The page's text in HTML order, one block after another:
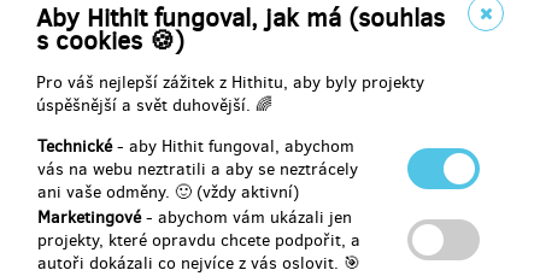
Aby Hithit fungoval, jak má (souhlas
s cookies 🍪)
Pro váš nejlepší zážitek z Hithitu, aby byly projekty
úspěšnější a svět duhovější. 🌈
Technické- aby Hithit fungoval, abychom
vás na webu neztratili a aby se neztrácely
ani vaše odměny. 🙂 (vždy aktivní)
Marketingové- abychom vám ukázali jen
projekty, které opravdu chcete podpořit, a
autoři dokázali co nejvíce z vás oslovit. 🎯
Přijď na slavnostní otevření Pražské Opravárny. Pokud nás covid do
otvíračky neopustí, přesuneme párty na příznivější dobu, určitě o ni
nepřijdete. V ceně vstup, občerstvení a nápoje.
Doručení odměny: do roku po ukončení projektu na Hithitu
1 200 Kč